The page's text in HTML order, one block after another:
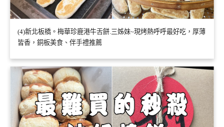
(4)新北板橋。梅華珍鹿港牛舌餅.三姊妹~現烤熱呼呼最好吃，厚薄
皆香，銅板美食、伴手禮推薦